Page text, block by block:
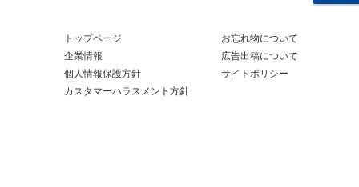
トップページ
お忘れ物について
企業情報
広告出稿について
個人情報保護方針
サイトポリシー
カスタマーハラスメント方針